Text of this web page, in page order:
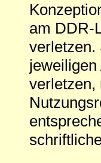
am DDR-
verletzen.
verletzen,